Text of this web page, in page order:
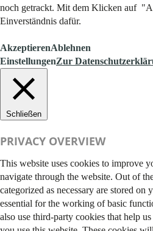
noch getrackt. Mit dem Klicken auf
Einverständnis dafür.
AkzeptierenAblehnen
EinstellungenZur
Schließen
PRIVACY OVERVIEW
This website uses cookies to improve
navigate through the website. Out of
categorized as necessary are stored on
essential for the working of basic
also use third-party cookies that help